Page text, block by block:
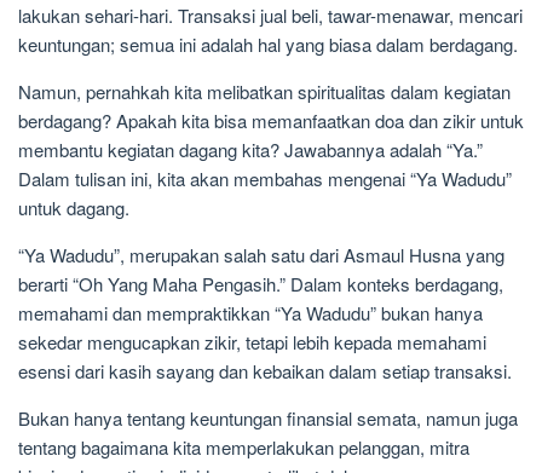
lakukan sehari-hari. Transaksi jual beli, tawar-menawar, mencari
keuntungan; semua ini adalah hal yang biasa dalam berdagang.
Namun, pernahkah kita melibatkan spiritualitas dalam kegiatan
berdagang? Apakah kita bisa memanfaatkan doa dan zikir untuk
membantu kegiatan dagang kita? Jawabannya adalah “Ya.”
Dalam tulisan ini, kita akan membahas mengenai “Ya Wadudu”
untuk dagang.
“Ya Wadudu”, merupakan salah satu dari Asmaul Husna yang
berarti “Oh Yang Maha Pengasih.” Dalam konteks berdagang,
memahami dan mempraktikkan “Ya Wadudu” bukan hanya
sekedar mengucapkan zikir, tetapi lebih kepada memahami
esensi dari kasih sayang dan kebaikan dalam setiap transaksi.
Bukan hanya tentang keuntungan finansial semata, namun juga
tentang bagaimana kita memperlakukan pelanggan, mitra